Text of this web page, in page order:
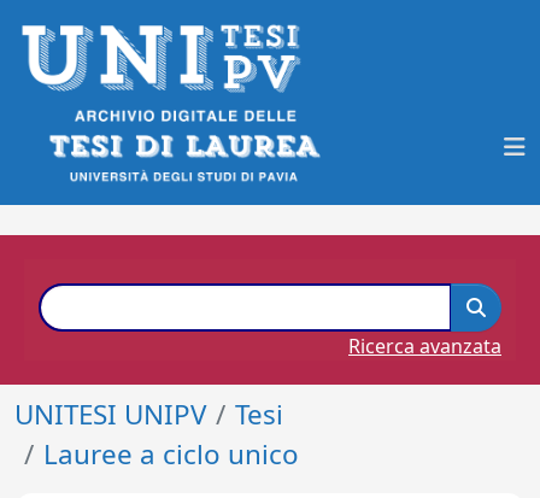
Ricerca avanzata
UNITESI UNIPV
Tesi
Lauree a ciclo unico